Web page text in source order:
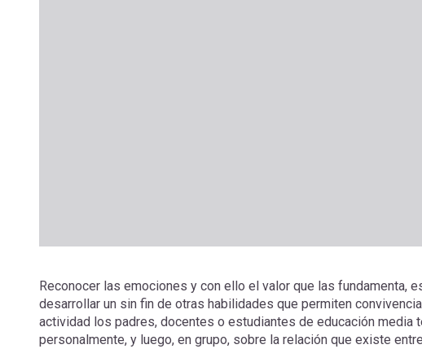
Reconocer las emociones y con ello el valor que las fundamenta,
desarrollar un sin fin de otras habilidades que permiten
actividad los padres, docentes o estudiantes de educación media
personalmente, y luego, en grupo, sobre la relación que existe